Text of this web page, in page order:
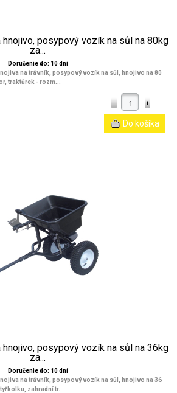
hnojivo, posypový vozík na sůl na 80kg
za...
Doručenie do: 10 dní
na trávník, posypový vozík na sůl, hnojivo na 80
traktůrek - rozm...
hnojivo, posypový vozík na sůl na 36kg
za...
Doručenie do: 10 dní
na trávník, posypový vozík na sůl, hnojivo na 36
zahradní tr...